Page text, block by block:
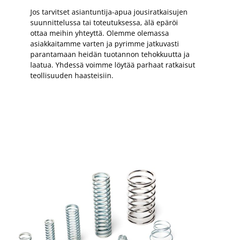
Jos tarvitset asiantuntija-apua jousiratkaisujen
suunnittelussa tai toteutuksessa, älä epäröi
ottaa meihin yhteyttä. Olemme olemassa
asiakkaitamme varten ja pyrimme jatkuvasti
parantamaan heidän tuotannon tehokkuutta ja
laatua. Yhdessä voimme löytää parhaat ratkaisut
teollisuuden haasteisiin.